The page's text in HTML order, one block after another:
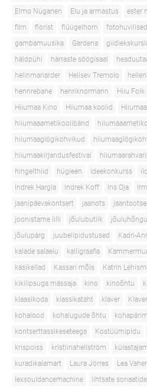
Elmo Nüganen
Elu ja armastus ester
film
florist flüügelhorn fotohuvilised
gambamuusika
Gardena
häidpühi
härraste söögisaal
helinmariarder
Helisev Tremolo
hennrebane
henriknormann Hiiu Folk
Hiiumaa Kino
Hiiumaa koolid
hiiumaaametikoolibänd
hiiumaaglögikohvikud
hiiumaakirjandusfestival
hingelthiid
hügieen ideekonkurss
Indrek Hargla
Indrek Koff Iris Oja
jaanipäevakontsert
jaanots
joonistame lilli
jõulubutiik
jõulupärg
juubelipidustused Kadri-
kalade salaelu
kalligraafia
käsikellad
Kassari mõis Katrin
kikilipsuga mässaja
kino kinoõhtu
klaasikoda
klassikatäht klaver
kohalood
kohalugude õhtu
kontserttassikeseteega
Kostüümipidu
krispoiss
kristiinahellström
kuradikalamart
Laura Jörres Lea
lexsouldancemachine
lihtsate